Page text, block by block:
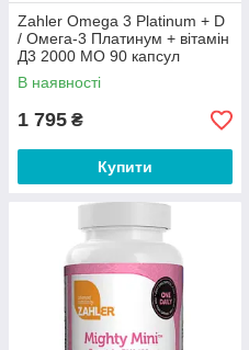
Zahler Omega 3 Platinum + D
/ Омега-3 Платинум + вітамін
Д3 2000 МО 90 капсул
В наявності
1 795 ₴
Купити